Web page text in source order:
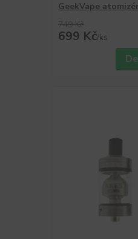
GeekVape
699 Kč/ks